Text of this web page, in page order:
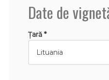
Date de
Țară *